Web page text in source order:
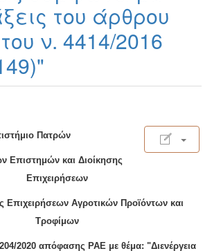
του άρθρου
ν. 4414/2016
Πατρών
Επιστημών και Διοίκησης
Επιχειρήσεων
Επιχειρήσεων Αγροτικών Προϊόντων και
Τροφίμων
2020 απόφασης ΡΑΕ με θέμα: "Διενέργεια